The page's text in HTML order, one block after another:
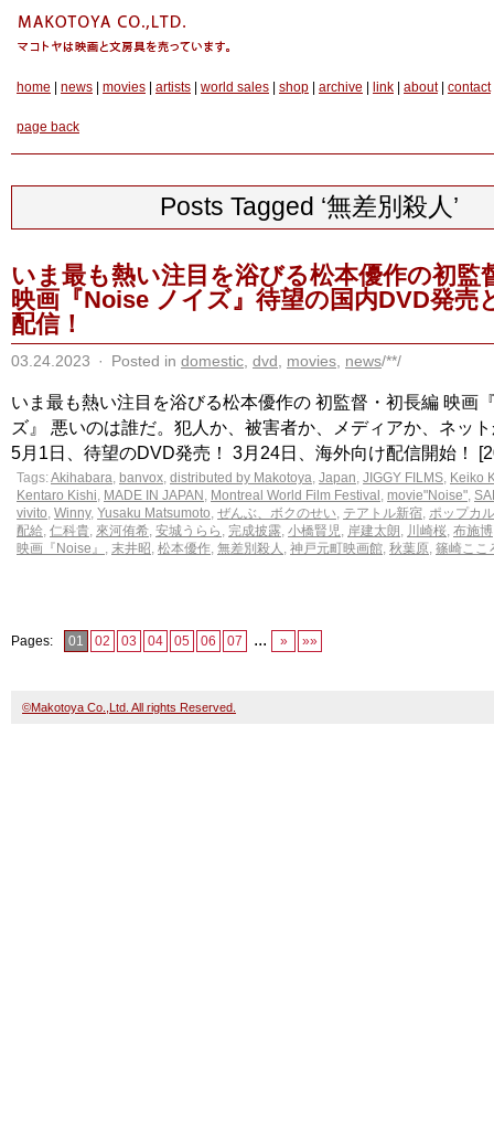
home news movies artists world sales shop archive link about| contact
page back
Posts Tagged ‘無差別殺人’
いま最も熱い注目を浴びる松本優作の初監
映画『Noise ノイズ』待望の国内DVD発売
配信！
03.24.2023 · Posted in domestic dvd movies news/**/
いま最も熱い注目を浴びる松本優作の 初監督・初長編 映画
ズ』 悪いのは誰だ。犯人か、被害者か、メディアか、ネッ
5月1日、待望のDVD発売！ 3月24日、海外向け配信開始！
Tags:Akihabara, banvox, distributed by Makotoya, Japan, JIGGY FILMS, Keiko
Kentaro Kishi, MADE IN JAPAN , Montreal World Film Festival , movie"Noise",
vivito, Winny, Yusaku Matsumoto, ぜんぶ、ボクのせい, テアトル新宿, ポップカ
配給, 仁科貴, 來河侑希, 安城うらら , 完成披露, 小橋賢児, 岸建太朗 , 川崎桜, 布施博
映画『Noise』 , 末井昭, 松本優作, 無差別殺人 , 神戸元町映画館, 秋葉原, 篠崎ここ
Pages: 01 02 03 04 05 06 07 ... » »»
©Makotoya Co.,Ltd. All rights Reserved.